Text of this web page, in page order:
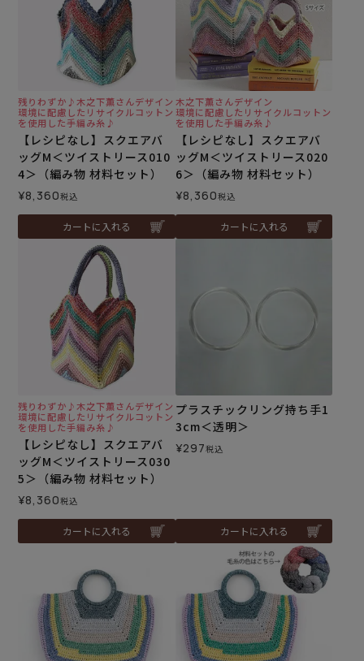
残りわずか♪木之下薫さんデザイン
環境に配慮したリサイクルコットン
を使用した手編み糸♪
【レシピなし】スクエアバ
ッグM＜ツイストリース010
4＞（編み物 材料セット）
¥8,360税込
カートに入れる
木之下薫さんデザイン
環境に配慮したリサイクルコットン
を使用した手編み糸♪
【レシピなし】スクエアバ
ッグM＜ツイストリース020
6＞（編み物 材料セット）
¥8,360税込
カートに入れる
残りわずか♪木之下薫さんデザイン
環境に配慮したリサイクルコットン
を使用した手編み糸♪
【レシピなし】スクエアバ
ッグM＜ツイストリース030
5＞（編み物 材料セット）
¥8,360税込
カートに入れる
プラスチックリング持ち手1
3cm＜透明＞
¥297税込
カートに入れる